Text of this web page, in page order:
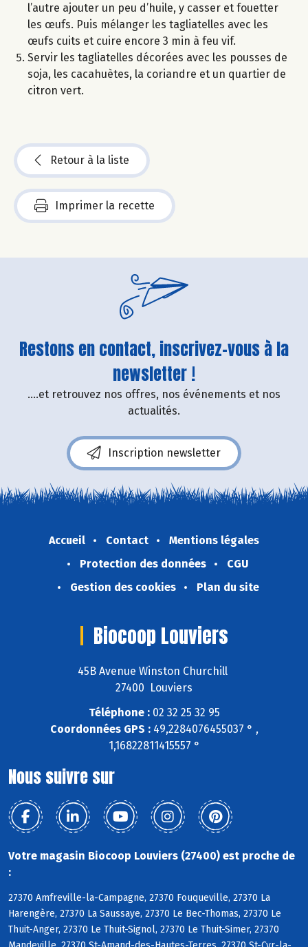
l’autre ajouter un peu d’huile, y casser et fouetter
les œufs. Puis mélanger les tagliatelles avec les
œufs cuits et cuire encore 3 min à feu vif.
Servir les tagliatelles décorées avec les pousses de
soja, les cacahuètes, la coriandre et un quartier de
citron vert.
Retour à la liste
Imprimer la recette
Restons en contact, inscrivez-vous à la
newsletter !
....et retrouvez nos offres, nos événements et nos
actualités.
Inscription newsletter
Accueil Contact
Mentions légales
Protection des données
CGU
Gestion des cookies
Plan du site
Biocoop Louviers
45B Avenue Winston Churchill
27400 Louviers
Téléphone :02 32 25 32 95
Coordonnées GPS :49,2284076455037 ° ,
1,16822811415557 °
Nous suivre sur
Votre magasin Biocoop Louviers (27400) est proche de
:
27370 Amfreville-la-Campagne, 27370 Fouqueville, 27370 La
Harengère, 27370 La Saussaye, 27370 Le Bec-Thomas, 27370 Le
Thuit-Anger, 27370 Le Thuit-Signol, 27370 Le Thuit-Simer, 27370